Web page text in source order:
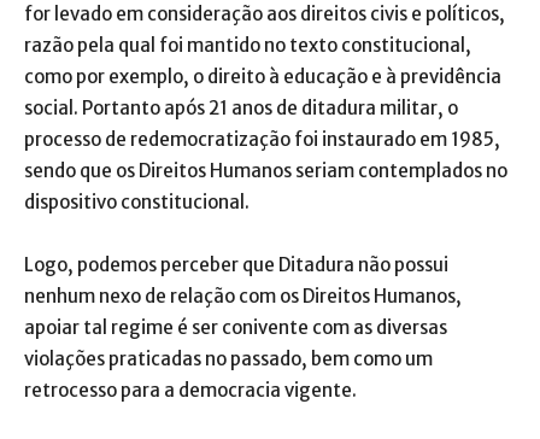
for levado em consideração aos direitos civis e políticos,
razão pela qual foi mantido no texto constitucional,
como por exemplo, o direito à educação e à previdência
social. Portanto após 21 anos de ditadura militar, o
processo de redemocratização foi instaurado em 1985,
sendo que os Direitos Humanos seriam contemplados no
dispositivo constitucional.
Logo, podemos perceber que Ditadura não possui
nenhum nexo de relação com os Direitos Humanos,
apoiar tal regime é ser conivente com as diversas
violações praticadas no passado, bem como um
retrocesso para a democracia vigente.